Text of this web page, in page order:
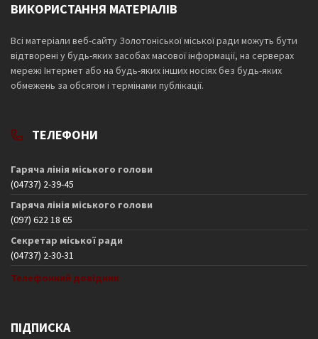
ВИКОРИСТАННЯ МАТЕРІАЛІВ
Всі матеріали веб-сайту Золотоніської міської ради можуть бути
відтворені у будь-яких засобах масової інформації, на серверах
мережі Інтернет або на будь-яких інших носіях без будь-яких
обмежень за обсягом і термінами публікації.
ТЕЛЕФОНИ
Гаряча лінія міського голови
(04737) 2-39-45
Гаряча лінія міського голови
(097) 622 18 65
Секретар міської ради
(04737) 2-30-31
Телефонний довідник
ПІДПИСКА